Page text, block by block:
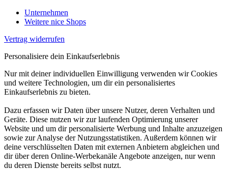
Unternehmen
Weitere nice Shops
Vertrag widerrufen
Personalisiere dein Einkaufserlebnis
Nur mit deiner individuellen Einwilligung verwenden wir Cookies
und weitere Technologien, um dir ein personalisiertes
Einkaufserlebnis zu bieten.
Dazu erfassen wir Daten über unsere Nutzer, deren Verhalten und
Geräte. Diese nutzen wir zur laufenden Optimierung unserer
Website und um dir personalisierte Werbung und Inhalte anzuzeigen
sowie zur Analyse der Nutzungsstatistiken. Außerdem können wir
deine verschlüsselten Daten mit externen Anbietern abgleichen und
dir über deren Online-Werbekanäle Angebote anzeigen, nur wenn
du deren Dienste bereits selbst nutzt.